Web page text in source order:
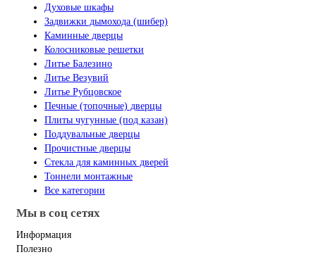
Духовые шкафы
Задвижки дымохода (шибер)
Каминные дверцы
Колосниковые решетки
Литье Балезино
Литье Везувий
Литье Рубцовское
Печные (топочные) дверцы
Плиты чугунные (под казан)
Поддувальные дверцы
Прочистные дверцы
Стекла для каминных дверей
Тоннели монтажные
Все категории
Мы в соц сетях
Информация
Полезно